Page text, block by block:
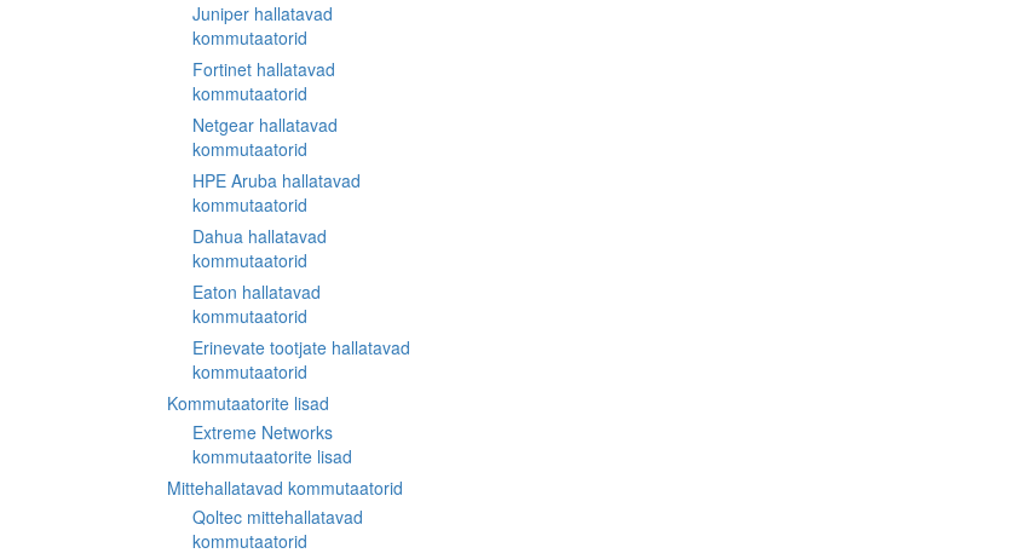
Juniper hallatavad
kommutaatorid
Fortinet hallatavad
kommutaatorid
Netgear hallatavad
kommutaatorid
HPE Aruba hallatavad
kommutaatorid
Dahua hallatavad
kommutaatorid
Eaton hallatavad
kommutaatorid
Erinevate tootjate hallatavad
kommutaatorid
Kommutaatorite lisad
Extreme Networks
kommutaatorite lisad
Mittehallatavad kommutaatorid
Qoltec mittehallatavad
kommutaatorid